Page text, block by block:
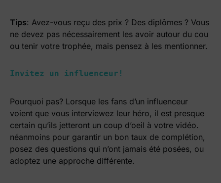
Tips: Avez-vous reçu des prix ? Des diplômes ? Vous
ne devez pas nécessairement les avoir autour du cou
ou tenir votre trophée, mais pensez à les mentionner.
Invitez un influenceur!
Pourquoi pas? Lorsque les fans d’un influenceur
voient que vous interviewez leur héro, il est presque
certain qu’ils jetteront un coup d’oeil à votre vidéo.
néanmoins pour garantir un bon taux de complétion,
posez des questions qui n’ont jamais été posées, ou
adoptez une approche différente.